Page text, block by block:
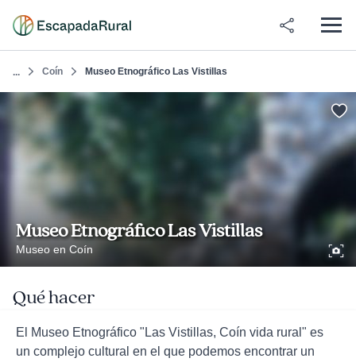
... Coín Museo Etnográfico Las Vistillas
Museo Etnográfico Las Vistillas
Museo en Coín
Qué hacer
El Museo Etnográfico "Las Vistillas, Coín vida rural" es
un complejo cultural en el que podemos encontrar un